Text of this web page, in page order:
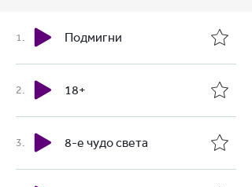
Подмигни
18+
8-е чудо света